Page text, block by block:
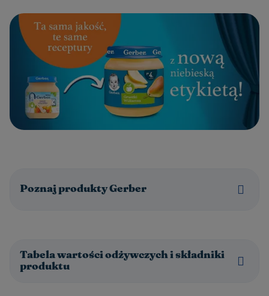
Poznaj produkty Gerber
Tabela wartości odżywczych i składniki
produktu